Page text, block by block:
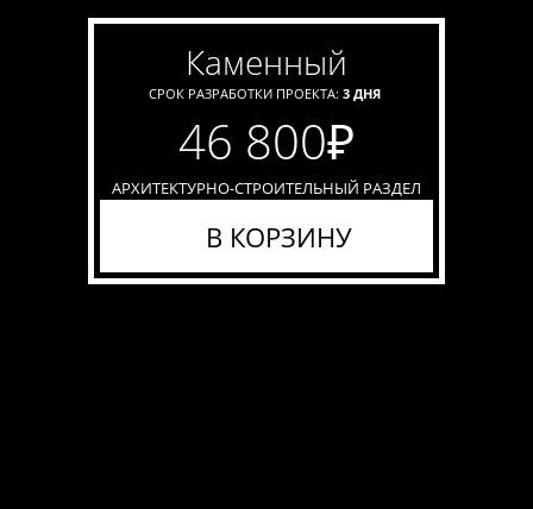
каменный
СРОК РАЗРАБОТКИ ПРОЕКТА: 3 ДНЯ
46 800₽
АРХИТЕКТУРНО-СТРОИТЕЛЬНЫЙ РАЗДЕЛ
В КОРЗИНУ